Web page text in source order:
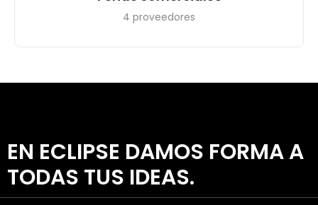
4 proveedores
EN ECLIPSE DAMOS FORMA A
TODAS TUS IDEAS.